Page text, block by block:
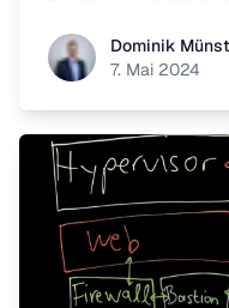
Markierungen für
Passagen.
Dominik Münsterer
Dominik
7. Mai 2024